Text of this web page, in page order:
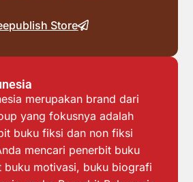
Store
merupakan brand dari
yang fokusnya adalah
buku fiksi dan non fiksi
mencari penerbit buku
buku motivasi, buku biografi